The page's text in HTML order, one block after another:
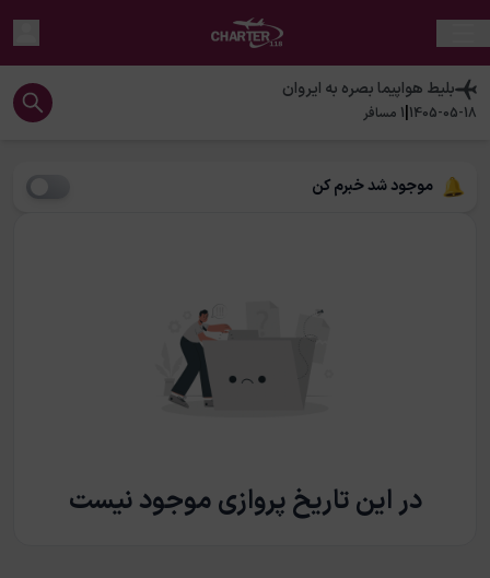
بلیط هواپیمابصره به ایروان
1405-05-18
|
1 مسافر
موجود شد خبرم کن
در این تاریخ پروازی موجود نیست